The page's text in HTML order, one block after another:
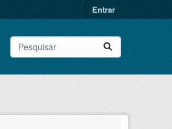
Entrar